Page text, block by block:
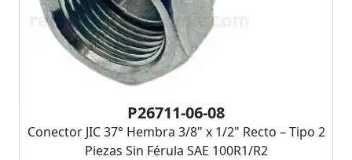
P26711-06-08
Conector JIC 37° Hembra 3/8" x 1/2" Recto – Tipo 2
Piezas Sin Férula SAE 100R1/R2